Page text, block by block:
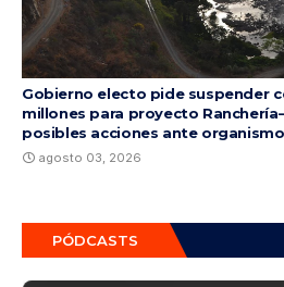
Gobierno electo pide suspender
millones para proyecto
posibles acciones ante
agosto 03, 2026
PÓDCASTS